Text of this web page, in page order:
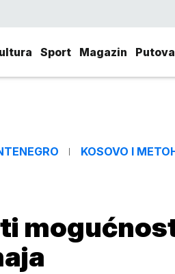
Sport Magazin
KOSOVO I